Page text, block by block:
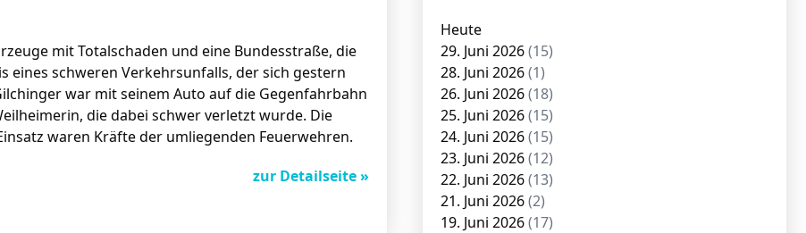
mit Totalschaden und eine Bundesstraße, die
eines schweren Verkehrsunfalls, der sich gestern
war mit seinem Auto auf die Gegenfahrbahn
die dabei schwer verletzt wurde. Die
waren Kräfte der umliegenden Feuerwehren.
zur Detailseite »
Heute
29. Juni 2026(15)
28. Juni 2026(1)
26. Juni 2026(18)
25. Juni 2026(15)
24. Juni 2026(15)
23. Juni 2026(12)
22. Juni 2026(13)
21. Juni 2026(2)
19. Juni 2026(17)